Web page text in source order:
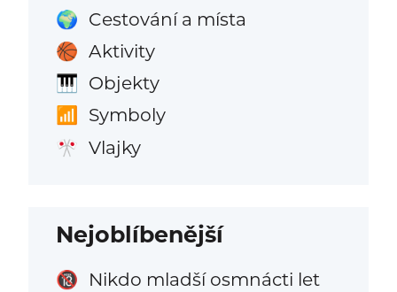
🌍 Cestování a místa
🏀 Aktivity
🎹 Objekty
📶 Symboly
🎌 Vlajky
Nejoblíbenější
🔞 Nikdo mladší osmnácti let